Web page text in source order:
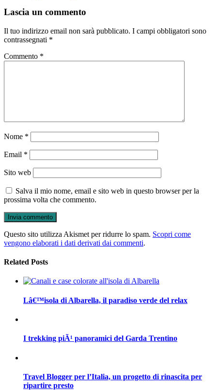
Lascia un commento
Il tuo indirizzo email non sarà pubblicato. I campi obbligatori sono
contrassegnati *
Commento *
Nome *
Email *
Sito web
Salva il mio nome, email e sito web in questo browser per la
prossima volta che commento.
Questo sito utilizza Akismet per ridurre lo spam. Scopri come
vengono elaborati i dati derivati dai commenti.
Related Posts
Lâ€™isola di Albarella, il paradiso verde del relax
I trekking piÃ¹ panoramici del Garda Trentino
Travel Blogger per l’Italia, un progetto di rinascita per
ripartire presto